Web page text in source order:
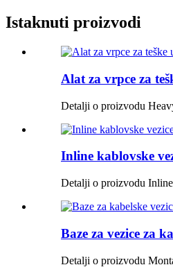
Istaknuti proizvodi
Alat za vrpce za
Detalji o proizvodu
Inline kablovske
Detalji o proizvodu
Baze za vezice za
Detalji o proizvodu